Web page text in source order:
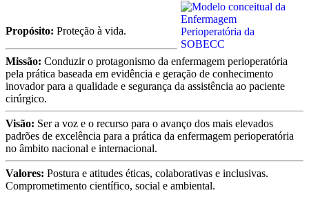
Propósito: Proteção à vida.
Missão: Conduzir o protagonismo da enfermagem perioperatória
pela prática baseada em evidência e geração de conhecimento
inovador para a qualidade e segurança da assistência ao paciente
cirúrgico.
Visão: Ser a voz e o recurso para o avanço dos mais elevados
padrões de excelência para a prática da enfermagem perioperatória
no âmbito nacional e internacional.
Valores: Postura e atitudes éticas, colaborativas e inclusivas.
Comprometimento científico, social e ambiental.